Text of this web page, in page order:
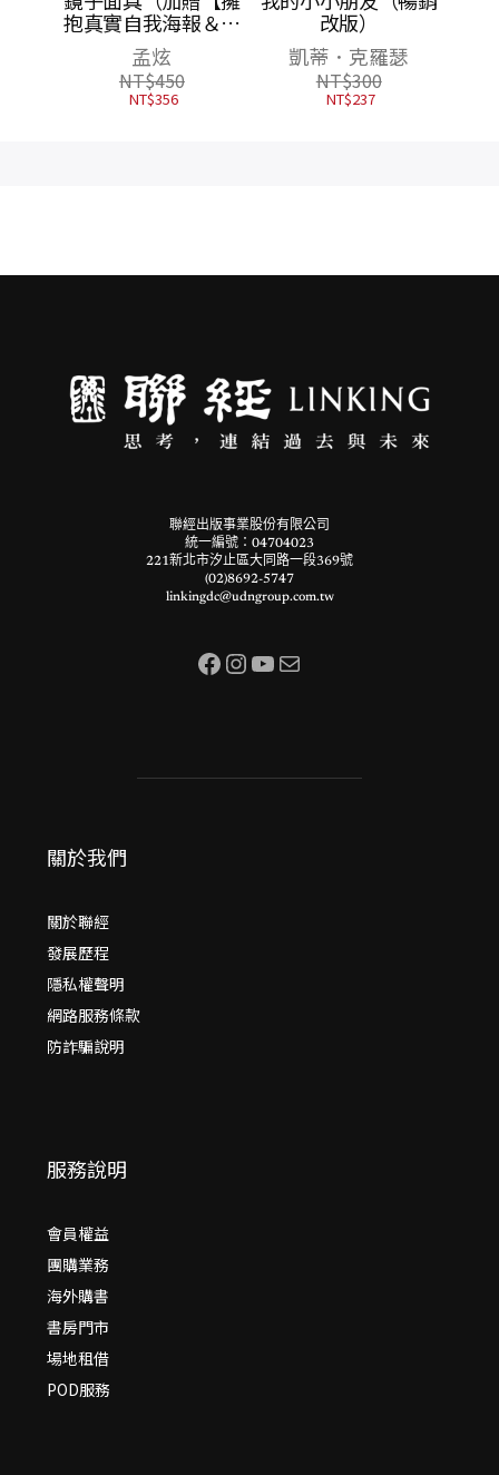
抱真實自我海報＆鐘
穎精彩導讀】）
孟炫
NT$450
NT$356
改版）
凱蒂．克羅瑟
NT$300
NT$237
聯經出版事業股份有限公司
統一編號：04704023
221新北市汐止區大同路一段369號
(02)8692-5747
linkingdc@udngroup.com.tw
Facebook InstagramYouTube 電子郵件
關於我們
關於聯經
發展歷程
隱私權聲明
網路服務條款
防詐騙說明
服務說明
會員權益
團購業務
海外購書
書房門市
場地租借
POD服務